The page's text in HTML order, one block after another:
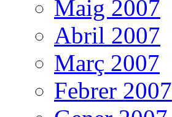
Maig 2007
Abril 2007
Març 2007
Febrer 2007